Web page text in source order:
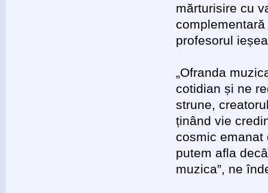
mărturisire cu
profesorul
„Ofranda
cotidian și ne
strune,
ținând vie
cosmic emanat
putem afla
muzica”, ne